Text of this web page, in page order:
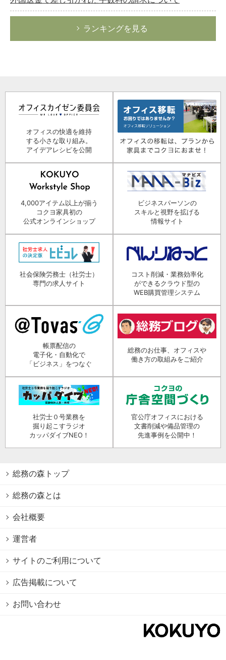
ランキングを見る
オフィスの快適を維持
する小さな取り組み。
アイデアレシピを公開
4,000アイテム以上が揃う
コクヨ家具初の
公式オンラインショップ
ビジネスパーソンの
スキルと視野を拡げる
情報サイト
社会保険労務士（社労士）
専門の求人サイト
コスト削減・業務効率化
ができるクラウド型の
WEB購買管理システム
帳票配信の
電子化・自動化で
「ビジネス」をつなぐ
総務のお仕事、オフィスや
働き方の取組みをご紹介
社労士０号業務を
掘り起こすラジオ
カッパダイブNEO！
官公庁オフィスにおける
文書削減や備品管理の
先進事例を公開中！
総務の森トップ
総務の森とは
会社概要
運営者
サイトのご利用について
広告掲載について
お問い合わせ